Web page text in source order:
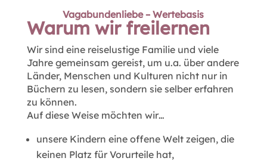
Vagabundenliebe – Wertebasis
Warum wir freilernen
Wir sind eine reiselustige Familie und viele
Jahre gemeinsam gereist, um u.a. über andere
Länder, Menschen und Kulturen nicht nur in
Büchern zu lesen, sondern sie selber erfahren
zu können.
Auf diese Weise möchten wir…
unsere Kindern eine offene Welt zeigen, die
keinen Platz für Vorurteile hat,